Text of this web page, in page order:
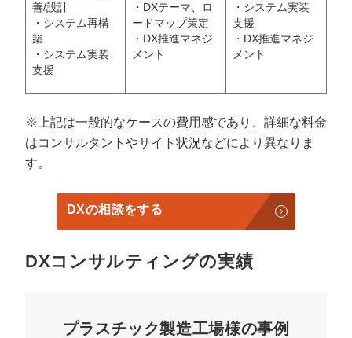
善/設計
・システム再構
築
・システム実装
支援
・DXテーマ、ロ
ードマップ策定
・DX推進マネジ
メント
・システム実装
支援
・DX推進マネジ
メント
※上記は一般的なケースの費用感であり、詳細な料金
はコンサルタントやサイト状況などにより異なりま
す。
DXの相談をする
DXコンサルティングの実績
プラスチック製造工場様の事例